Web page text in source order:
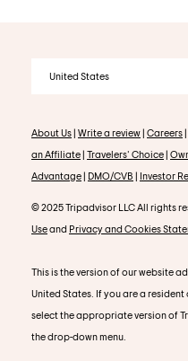
United States
About Us| Write a review| Careers|
an Affiliate| Travelers' Choice|
Advantage| DMO/CVB | Investor
© 2025 Tripadvisor LLC All rights
Useand Privacy and Cookies
This is the version of our website
United States. If you are a
select the appropriate version of
the drop-down menu.